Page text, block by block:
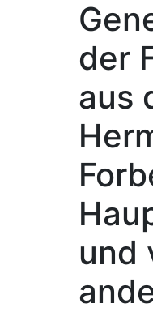
der
aus
und